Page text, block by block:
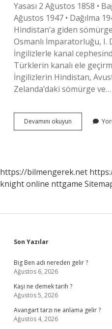
Yasası 2 Ağustos 1858 •
Ağustos 1947 • Dağılma
Hindistan’a giden
Osmanlı İmparatorluğu, I.
İngilizlerle kanal
Türklerin kanalı ele
İngilizlerin Hindistan,
Zelanda’daki sömürge ve…
Devamını okuyun Hindistan
İNgiltere
https://bilmengerek.net
knight online nttgame
Sidebar
Son Yazılar
Big Ben adı nereden gelir ?
Ağustos 6, 2026
Kaşi ne demek tarih ?
Ağustos 5, 2026
Avangart tarzı ne anlama gelir ?
Ağustos 4, 2026